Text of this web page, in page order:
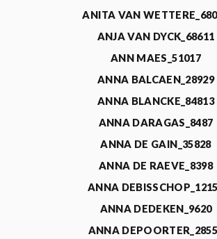
ANITA VAN
ANJA VAN DYCK_68611
ANN MAES_51017
ANNA BALCAEN_28929
ANNA BLANCKE_84813
ANNA DARAGAS_8487
ANNA DE GAIN_35828
ANNA DE RAEVE_8398
ANNA
ANNA DEDEKEN_9620
ANNA